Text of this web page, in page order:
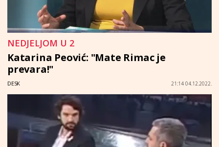
NEDJELJOM U 2
Katarina Peović: "Mate Rimac je
prevara!"
DESK 21:14 04.12.2022.